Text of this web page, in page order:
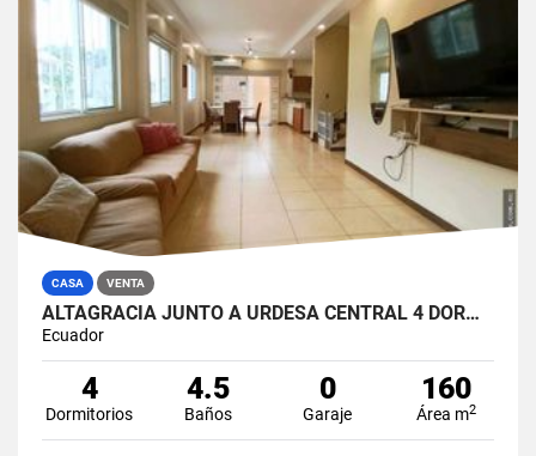
CASA VENTA
ALTAGRACIA JUNTO A URDESA CENTRAL 4 DORMITORIOS CASA EN VENTA
Ecuador
4
Dormitorios
4.5
Baños
0
Garaje
160
Área m2